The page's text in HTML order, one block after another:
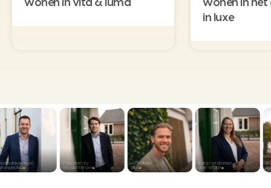
wonen in vita & luma
wonen in het
in luxe